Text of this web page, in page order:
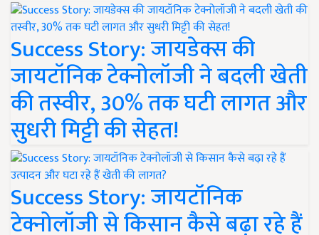
Success Story: जायडेक्स की
जायटॉनिक टेक्नोलॉजी ने बदली खेती
की तस्वीर, 30% तक घटी लागत और
सुधरी मिट्टी की सेहत!
Success Story: जायटॉनिक
टेक्नोलॉजी से किसान कैसे बढ़ा रहे हैं